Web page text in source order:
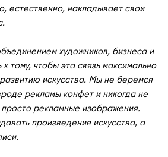
естественно, накладывает свои
художников, бизнеса и
тому, чтобы эта связь максимально
искусства. Мы не беремся
рекламы конфет и никогда не
рекламные изображения.
произведения искусства, а